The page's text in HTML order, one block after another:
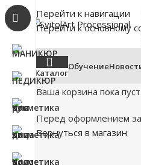
Перейти к навигации
Перейти к основному
Каталог
Обучение
Ваша корзина пока
Перед оформлением
Вернуться в магазин